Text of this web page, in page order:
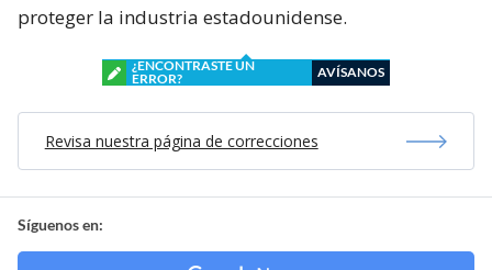
proteger la industria estadounidense.
¿ENCONTRASTE UN
ERROR?
AVÍSANOS
Revisa nuestra página de correcciones
Síguenos en: